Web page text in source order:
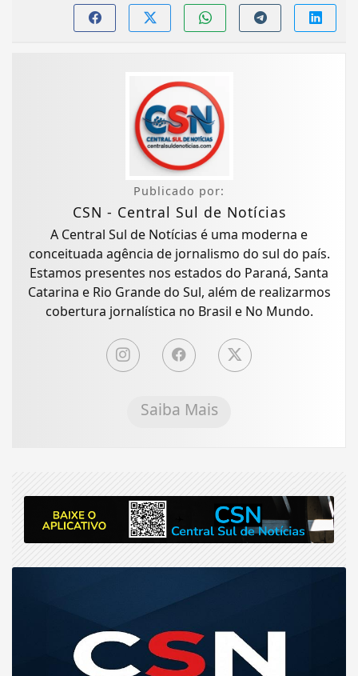
Publicado por:
CSN - Central Sul de Notícias
A Central Sul de Notícias é uma moderna e
conceituada agência de jornalismo do sul do país.
Estamos presentes nos estados do Paraná, Santa
Catarina e Rio Grande do Sul, além de realizarmos
cobertura jornalística no Brasil e No Mundo.
Saiba Mais